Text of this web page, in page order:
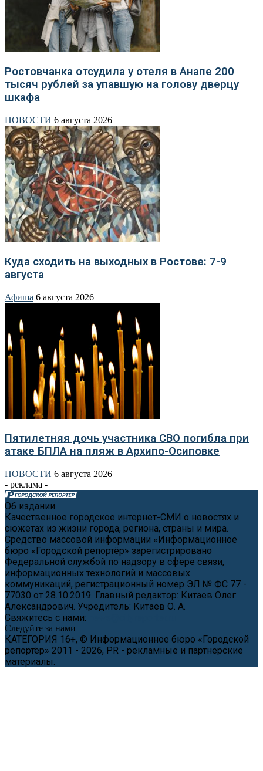
Ростовчанка отсудила у отеля в Анапе 200
тысяч рублей за упавшую на голову дверцу
шкафа
НОВОСТИ 6 августа 2026
Куда сходить на выходных в Ростове: 7-9
августа
Афиша 6 августа 2026
Пятилетняя дочь участника СВО погибла при
атаке БПЛА на пляж в Архипо-Осиповке
НОВОСТИ 6 августа 2026
- реклама -
Об издании
Качественное городское интернет-СМИ о новостях и
сюжетах из жизни города, региона, страны и мира.
Средство массовой информации «Информационное
бюро «Городской репортёр» зарегистрировано
Федеральной службой по надзору в сфере связи,
информационных технологий и массовых
коммуникаций, регистрационный номер ЭЛ № ФС 77 -
77030 от 28.10.2019. Главный редактор: Китаев Олег
Александрович. Учредитель: Китаев О. А.
Свяжитесь с нами:
Следуйте за нами
КАТЕГОРИЯ 16+, © Информационное бюро «Городской
репортёр» 2011 - 2026, PR - рекламные и партнерские
материалы.